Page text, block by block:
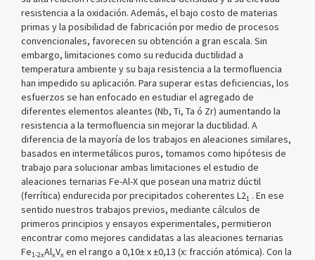
resistencia a la oxidación. Además, el bajo costo de materias
primas y la posibilidad de fabricación por medio de procesos
convencionales, favorecen su obtención a gran escala. Sin
embargo, limitaciones como su reducida ductilidad a
temperatura ambiente y su baja resistencia a la termofluencia
han impedido su aplicación. Para superar estas deficiencias, los
esfuerzos se han enfocado en estudiar el agregado de
diferentes elementos aleantes (Nb, Ti, Ta ó Zr) aumentando la
resistencia a la termofluencia sin mejorar la ductilidad. A
diferencia de la mayoría de los trabajos en aleaciones similares,
basados en intermetálicos puros, tomamos como hipótesis de
trabajo para solucionar ambas limitaciones el estudio de
aleaciones ternarias Fe-Al-X que posean una matriz dúctil
(ferrítica) endurecida por precipitados coherentes L21 . En ese
sentido nuestros trabajos previos, mediante cálculos de
primeros principios y ensayos experimentales, permitieron
encontrar como mejores candidatas a las aleaciones ternarias
Fe1-2xAlxVx en el rango a 0,10± x ±0,13 (x: fracción atómica). Con la